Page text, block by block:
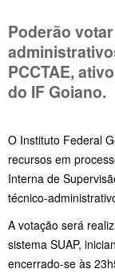
Poderão
PCCTAE,
do IF Goiano.
O Instituto Federal
recursos em
Interna de
técnico-
A votação será
sistema SUAP,
encerrado-se às